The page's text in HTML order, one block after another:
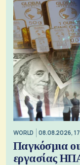
WORLD 08.08.2026,
Παγκόσμια
εργασίας